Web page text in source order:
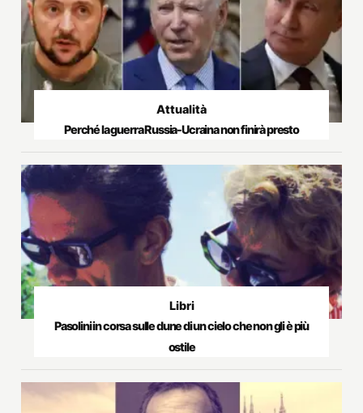
Attualità
Perché la guerra Russia-Ucraina non finirà presto
Libri
Pasolini in corsa sulle dune di un cielo che non gli è più
ostile